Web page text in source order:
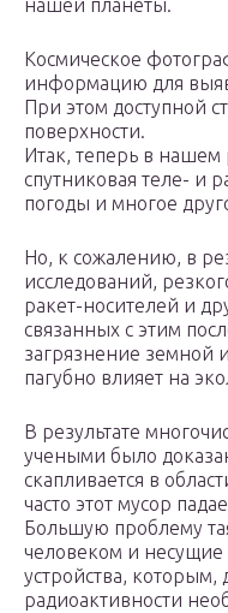
нашей планеты.
Космическое
информацию для
При этом доступной
поверхности.
Итак, теперь в
спутниковая теле- и
погоды и многое
Но, к сожалению, в
исследований,
ракет-носителей и
связанных с этим
загрязнение земной
пагубно влияет на
В результате
учеными было
скапливается в
часто этот мусор
Большую проблему
человеком и несущие
устройства, которым,
радиоактивности